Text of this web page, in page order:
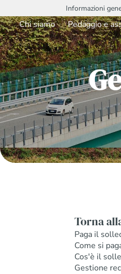
Informazioni
Chi siamo Pedaggio e
Torna
Paga il
Come si
Cos'è il
Gestione